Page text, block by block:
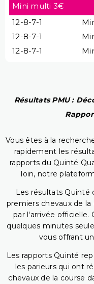
Mini multi 3€
12-8-7-1
12-8-7-1
12-8-7-1
Résultats PMU :
Vous êtes à la
rapidement les
rapports du Quinté
loin, notre
Les résultats Quinté
premiers chevaux de
par l'arrivée officielle.
quelques minutes
vous offrant
Les rapports Quinté
les parieurs qui ont
chevaux de la course